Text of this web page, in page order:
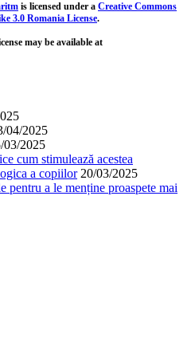
is licensed under a Creative Commons
3.0 Romania License.
may be available at
04/2025
03/2025
cum stimulează acestea
a copiilor 20/03/2025
a le menține proaspete mai